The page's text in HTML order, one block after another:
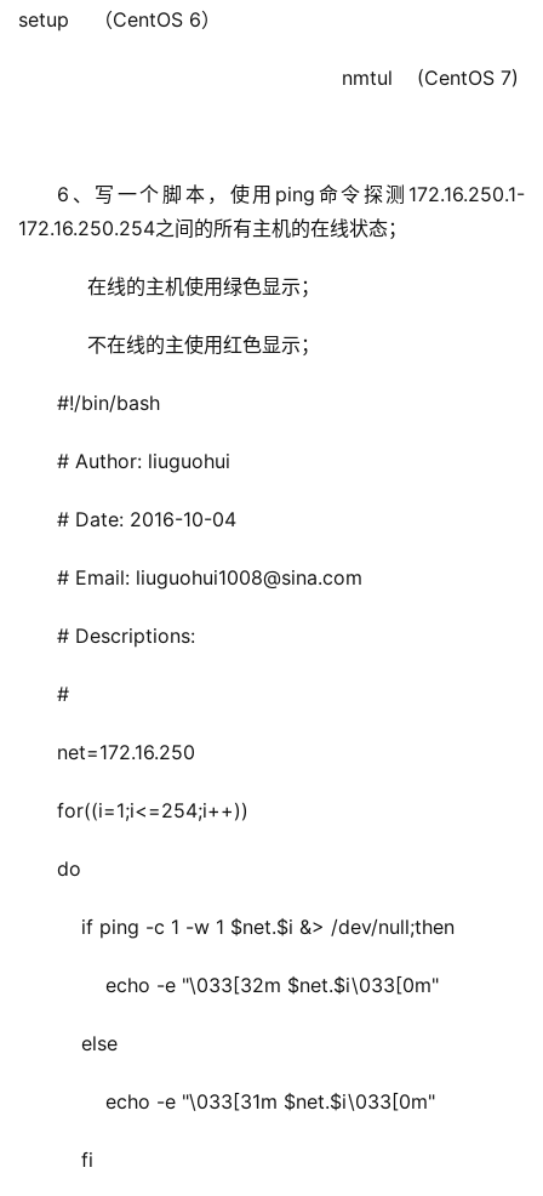
setup    （CentOS 6）
nmtul    (CentOS 7)
6、写一个脚本，使用ping命令探测172.16.250.1-
172.16.250.254之间的所有主机的在线状态；
在线的主机使用绿色显示；
不在线的主使用红色显示；
#!/bin/bash
# Author: liuguohui
# Date: 2016-10-04
# Email: liuguohui1008@sina.com
# Descriptions:
#
net=172.16.250
for((i=1;i<=254;i++))
do
if ping -c 1 -w 1 $net.$i &> /dev/null;then
echo -e "\033[32m $net.$i\033[0m"
else
echo -e "\033[31m $net.$i\033[0m"
fi